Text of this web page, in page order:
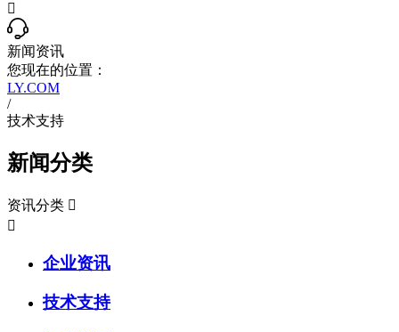

新闻资讯
您现在的位置：
LY.COM
/
技术支持
新闻分类
资讯分类 

企业资讯
技术支持